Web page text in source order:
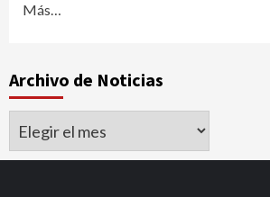
Más…
Archivo de Noticias
Archivo